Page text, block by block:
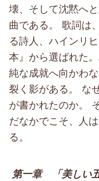
壊、そして沈黙へ
曲である。 歌詞は
る詩人、ハインリ
本』から選ばれた
純な成就へ向かわ
裂く影がある。 な
が書かれたのか。
だなかでこそ、人
る。
第一章 「美しい